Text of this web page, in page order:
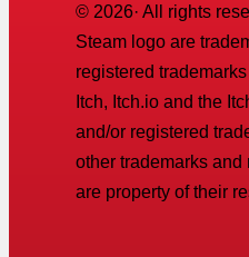
© 2026· All rights
Steam logo are
registered
Itch, Itch.io and the
and/or registered
other trademarks
are property of their